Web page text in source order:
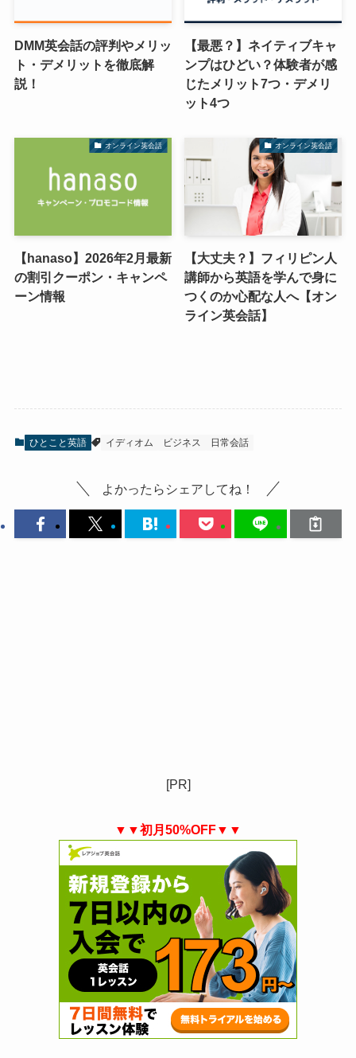
DMM英会話の評判やメリッ
ト・デメリットを徹底解
説！
【最悪？】ネイティブキャ
ンプはひどい？体験者が感
じたメリット7つ・デメリ
ット4つ
オンライン英会話
【hanaso】2026年2月最新
の割引クーポン・キャンペ
ーン情報
オンライン英会話
【大丈夫？】フィリピン人
講師から英語を学んで身に
つくのか心配な人へ【オン
ライン英会話】
ひとこと英語 イディオム ビジネス 日常会話
よかったらシェアしてね！
[PR]
▼▼初月50%OFF▼▼